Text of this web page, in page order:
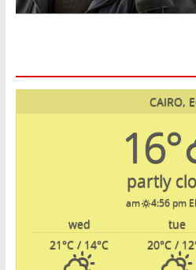
CAIRO,
16°
partly
4:56 pm
tue
wed
20°C / 12
21°C / 14°C